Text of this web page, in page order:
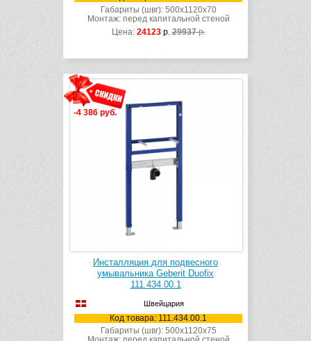
Габариты (швг): 500x1120x70
Монтаж: перед капитальной стеной
Цена: 24123р.29937р.
-4 386 руб.
Инсталляция для подвесного
умывальника Geberit Duofix
111.434.00.1
Швейцария
Код товара: 111.434.00.1
Габариты (швг): 500x1120x75